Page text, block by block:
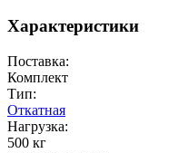
Характеристики
Поставка:
Комплект
Тип:
Откатная
Нагрузка:
500 кг